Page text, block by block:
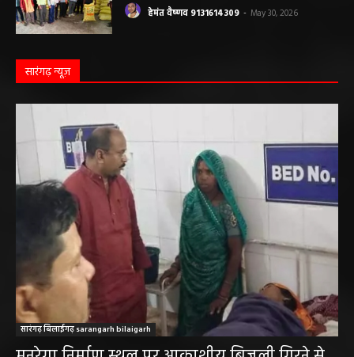
बलौदा बाजार
सीमेंट संयंत्र हादसा: ऊंचाई से गिरकर ठेका मजदूर की
मौत….
हेमंत वैष्णव 9131614309
बलौदाबाजार। जिले के ग्राम रवान स्थित एक सीमेंट संयंत्र में ऊंचाई से गिरने के कारण एक
बलौदाबाजार ब्रेकिंग: जिला प्रशासन ने नियमों के
विरुद्ध संचालित क्लीनिक को किया सील, क्लीनिक
संचालकों में मची अफरा-तफरी
हेमंत वैष्णव 9131614309 June 1, 2026
बलौदाबाजार पुलिस की बड़ी कामयाबी: साइबर
ठगी का शिकार हुई ग्रामीण महिला को वापस मिले ₹1
लाख, पुलिस ने दिखाई मुस्तैदी
हेमंत वैष्णव 9131614309 - June 1, 2026
प्रति एकड़ 2 बोरी यूरिया और 1-1 बोरी डीएपी ले
सकेंगे किसान